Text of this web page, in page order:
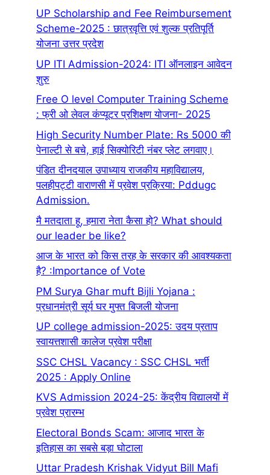
UP Scholarship and Fee Reimbursement
Scheme-2025 : छात्रवृत्ति एवं शुल्क प्रतिपूर्ति
योजना उत्तर प्रदेश
UP ITI Admission-2024: ITI ऑनलाइन आवेदन
शुरु
Free O level Computer Training Scheme
: फ्री ओ लेवल कंप्यूटर प्रशिक्षण योजना- 2025
High Security Number Plate: Rs 5000 की
पेनाल्टी से बचे, हाई सिक्योरिटी नंबर प्लेट लगवाए।
पंडित दीनदयाल उपाध्याय राजकीय महाविद्यालय,
पलहीपट्टी वाराणसी में प्रवेश प्रक्रिया: Pddugc
Admission.
मै मतदाता हू, हमारा नेता कैसा हो? What should
our leader be like?
आज के भारत को किस तरह के सरकार की आवश्यकता
है? :Importance of Vote
PM Surya Ghar muft Bijli Yojana :
प्रधानमंत्री सूर्य घर मुफ्त बिजली योजना
UP college admission-2025: उदय प्रताप
स्वायत्तशासी कालेज प्रवेश परीक्षा
SSC CHSL Vacancy : SSC CHSL भर्ती
2025 : Apply Online
KVS Admission 2024-25: केंद्रीय विद्यालयों में
प्रवेश प्रारम्भ
Electoral Bonds Scam: आजाद भारत के
इतिहास का सबसे बड़ा घोटाला
Uttar Pradesh Krishak Vidyut Bill Mafi